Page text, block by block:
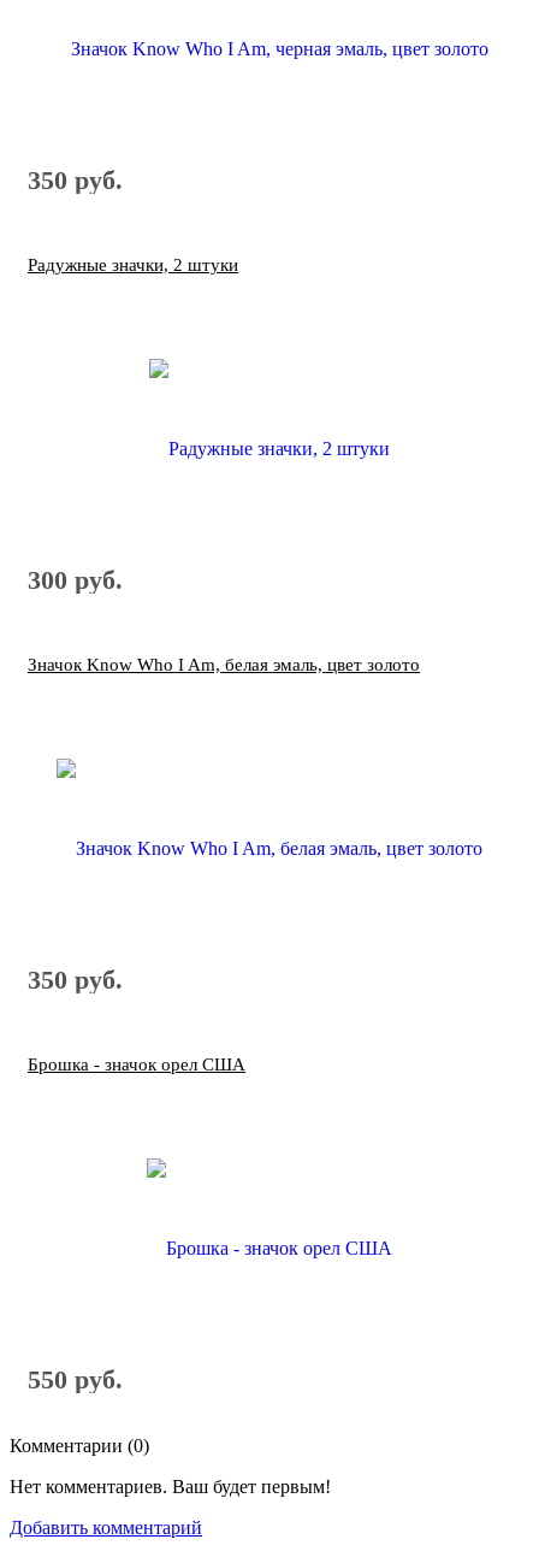
350 руб.
Радужные значки, 2 штуки
300 руб.
Значок Know Who I Am, белая эмаль, цвет золото
350 руб.
Брошка - значок орел США
550 руб.
Комментарии (0)
Нет комментариев. Ваш будет первым!
Добавить комментарий